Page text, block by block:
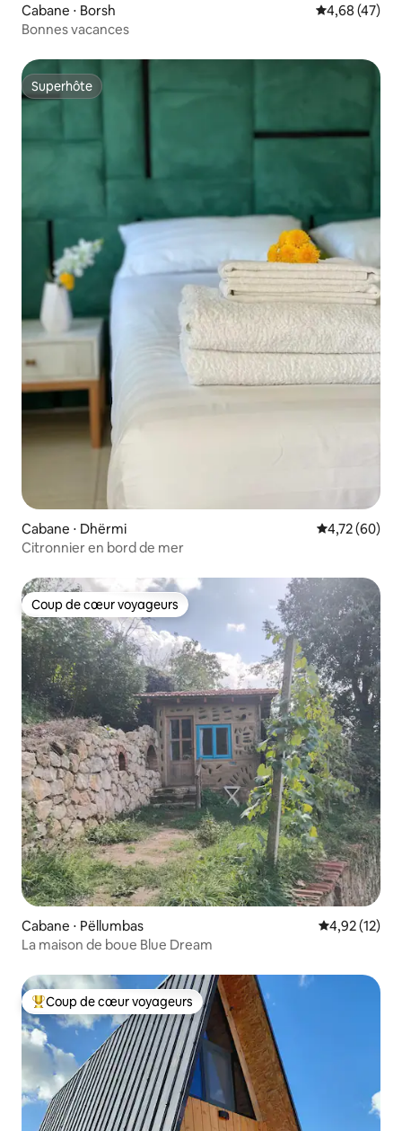
Cabane ⋅ Borsh Évaluation
4,68 (47)
Bonnes vacances
Superhôte
Superhôte
Cabane ⋅ Dhërmi Évaluation
4,72 (60)
Citronnier en bord de mer
Coup de cœur voyageurs
Coup de cœur voyageurs
Cabane ⋅ Pëllumbas Évaluation
4,92 (12)
La maison de boue Blue Dream
Coups de cœur voyageurs les plus appréciés
Coup de cœur voyageurs